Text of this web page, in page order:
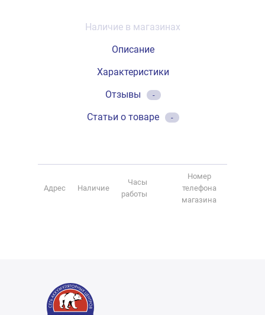
Наличие в магазинах
Описание
Характеристики
Отзывы
-
Статьи о товаре -
Адрес Наличие
Часы
работы
Номер
телефона
магазина